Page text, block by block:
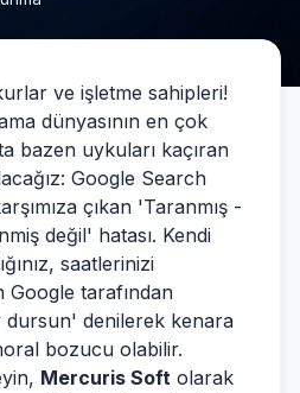
ve işletme sahipleri!
dünyasının en çok
bazen uykuları kaçıran
Google Search
çıkan 'Taranmış -
değil' hatası. Kendi
saatlerinizi
tarafından
denilerek kenara
bozucu olabilir.
Mercuris Soft olarak